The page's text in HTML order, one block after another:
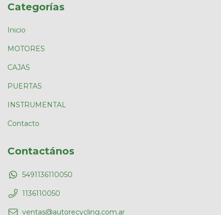
Categorías
Inicio
MOTORES
CAJAS
PUERTAS
INSTRUMENTAL
Contacto
Contactános
5491136110050
1136110050
ventas@autorecycling.com.ar